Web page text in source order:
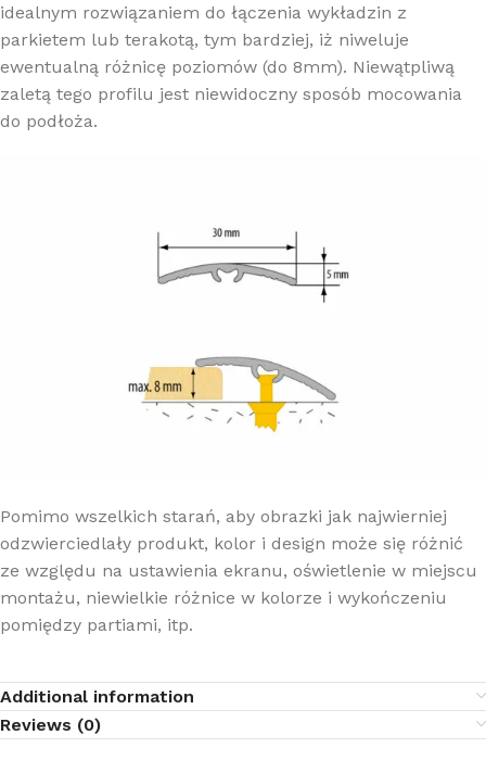
idealnym rozwiązaniem do łączenia wykładzin z
parkietem lub terakotą, tym bardziej, iż niweluje
ewentualną różnicę poziomów (do 8mm). Niewątpliwą
zaletą tego profilu jest niewidoczny sposób mocowania
do podłoża.
Pomimo wszelkich starań, aby obrazki jak najwierniej
odzwierciedlały produkt, kolor i design może się różnić
ze względu na ustawienia ekranu, oświetlenie w miejscu
montażu, niewielkie różnice w kolorze i wykończeniu
pomiędzy partiami, itp.
Additional information
Reviews (0)